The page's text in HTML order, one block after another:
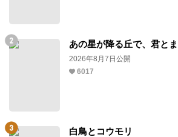
あの星が降る丘で、君とま
2026年8月7日公開
6017
白鳥とコウモリ